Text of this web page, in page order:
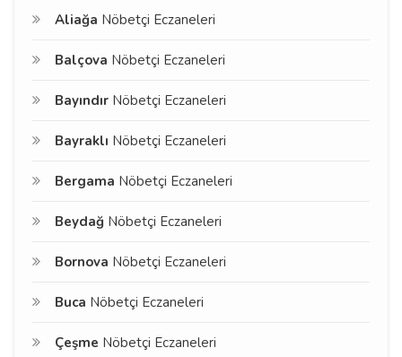
Aliağa Nöbetçi Eczaneleri
Balçova Nöbetçi Eczaneleri
Bayındır Nöbetçi Eczaneleri
Bayraklı Nöbetçi Eczaneleri
Bergama Nöbetçi Eczaneleri
Beydağ Nöbetçi Eczaneleri
Bornova Nöbetçi Eczaneleri
Buca Nöbetçi Eczaneleri
Çeşme Nöbetçi Eczaneleri